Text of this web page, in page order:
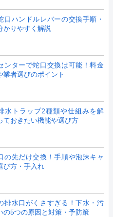
口ハンドルレバーの交換手順・
かりやすく解説
ンターで蛇口交換は可能！料金
業者選びのポイント
水トラップ2種類や仕組みを解
ておきたい機能や選び方
の先だけ交換！手順や泡沫キャ
び方・手入れ
排水口がくさすぎる！下水・汚
の5つの原因と対策・予防策